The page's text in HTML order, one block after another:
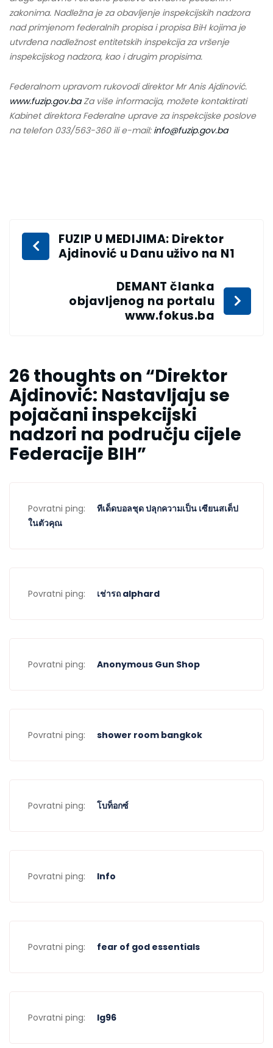
zakonima. Nadležna je za obavljenje inspekcijskih nadzora
nad primjenom federalnih propisa i propisa BiH kojima je
utvrđena nadležnost entitetskih inspekcija za vršenje
inspekcijskog nadzora, kao i drugim propisima.
Federalnom upravom rukovodi direktor Mr Anis Ajdinović.
www.fuzip.gov.ba Za više informacija, možete kontaktirati
Kabinet direktora Federalne uprave za inspekcijske poslove
na telefon 033/563-360 ili e-mail: info@fuzip.gov.ba
FUZIP U MEDIJIMA: Direktor
Ajdinović u Danu uživo na N1
DEMANT članka
objavljenog na portalu
www.fokus.ba
26 thoughts on “Direktor
Ajdinović: Nastavljaju se
pojačani inspekcijski
nadzori na području cijele
Federacije BIH”
Povratni ping:
ทีเด็ดบอลชุด ปลุกความเป็น เซียนสเต็ป
ในตัวคุณ
Povratni ping: เช่ารถ alphard
Povratni ping: Anonymous Gun Shop
Povratni ping: shower room bangkok
Povratni ping: โบท็อกซ์
Povratni ping: Info
Povratni ping: fear of god essentials
Povratni ping: lg96